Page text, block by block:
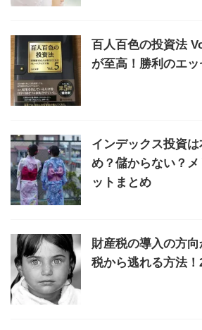
百人百色の投資法
が至高！勝利のエ
インデックス投資
め？儲からない？
ットまとめ
財産税の導入の方
税から逃れる方法！